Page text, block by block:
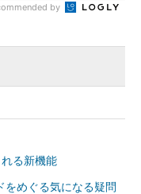
by
る新機能
をめぐる気になる疑問